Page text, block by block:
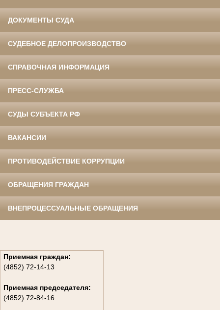
ДОКУМЕНТЫ СУДА
СУДЕБНОЕ ДЕЛОПРОИЗВОДСТВО
СПРАВОЧНАЯ ИНФОРМАЦИЯ
ПРЕСС-СЛУЖБА
СУДЫ СУБЪЕКТА РФ
ВАКАНСИИ
ПРОТИВОДЕЙСТВИЕ КОРРУПЦИИ
ОБРАЩЕНИЯ ГРАЖДАН
ВНЕПРОЦЕССУАЛЬНЫЕ ОБРАЩЕНИЯ
Приемная граждан:
(4852) 72-14-13
Приемная председателя:
(4852) 72-84-16